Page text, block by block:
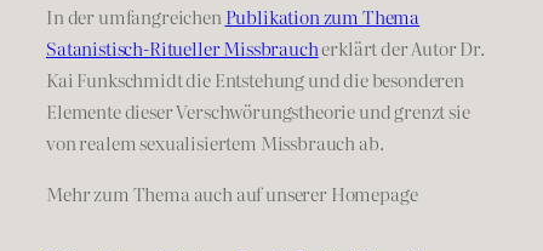
In der umfangreichen Publikation zum Thema
Satanistisch-Ritueller Missbraucherklärt der Autor Dr.
Kai Funkschmidt die Entstehung und die besonderen
Elemente dieser Verschwörungstheorie und grenzt sie
von realem sexualisiertem Missbrauch ab.
Mehr zum Thema auch auf unserer Homepage